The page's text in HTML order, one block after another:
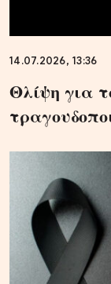
14.07.2026, 13:36
Θλίψη για